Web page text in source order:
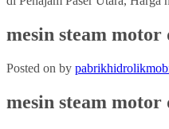
mesin steam
Posted on by
mesin steam motor